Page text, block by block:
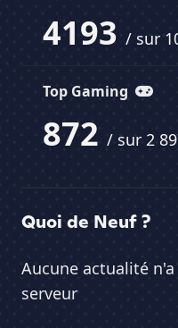
4193 / sur
Top Gaming
872 / sur 2
Quoi de Neuf ?
Aucune actualité
serveur